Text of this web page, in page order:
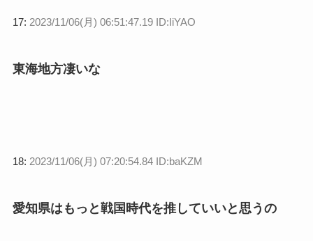
17: 2023/11/06(月) 06:51:47.19 ID:IiYAO
東海地方凄いな
18: 2023/11/06(月) 07:20:54.84 ID:baKZM
愛知県はもっと戦国時代を推していいと思うの